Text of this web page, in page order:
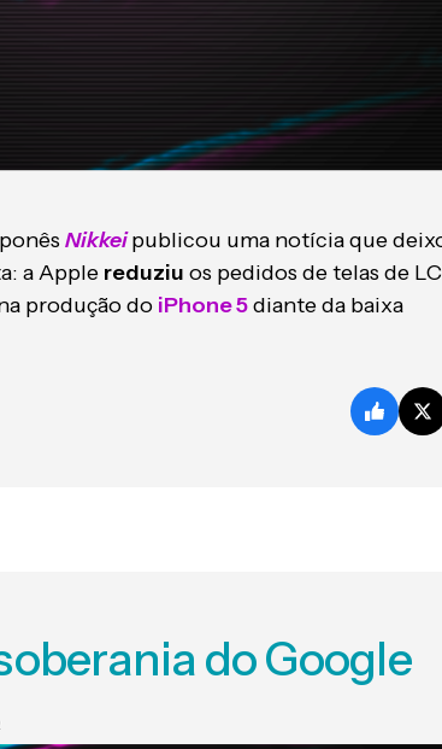
Nikkeipublicou uma notícia que
a Apple reduziu os pedidos de telas de
produção do iPhone 5diante da baixa
do Google